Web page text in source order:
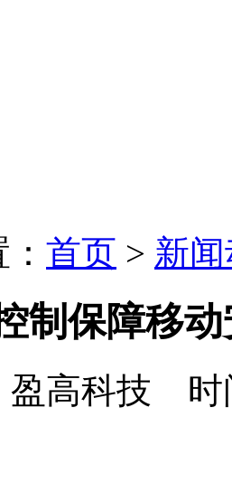
首页 > 新
制保障移
盈高科技 时